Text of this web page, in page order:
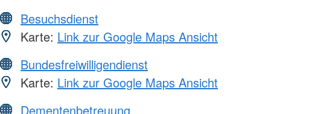
Besuchsdienst
Karte: Link zur Google Maps Ansicht
Bundesfreiwilligendienst
Karte: Link zur Google Maps Ansicht
Dementenbetreuung